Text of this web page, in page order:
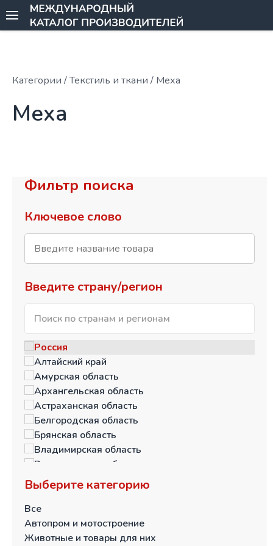
Категории / Текстиль и ткани / Меха
Меха
Фильтр поиска
Ключевое слово
Введите страну/регион
Россия
Алтайский край
Амурская область
Архангельская область
Астраханская область
Белгородская область
Брянская область
Владимирская область
Волгоградская область
Вологодская область
Воронежская область
Еврейская автономная область
Забайкальский край
Ивановская область
Выберите категорию
Все
Автопром и мотостроение
Животные и товары для них